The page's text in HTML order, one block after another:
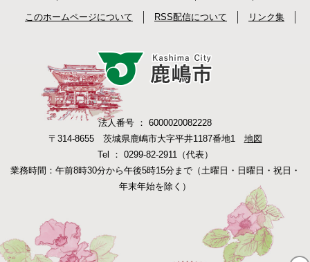
このホームページについて RSS配信について リンク集
法人番号 ： 6000020082228
〒314-8655 茨城県鹿嶋市大字平井1187番地1 地図
Tel ： 0299-82-2911（代表）
業務時間：午前8時30分から午後5時15分まで（土曜日・日曜日・祝日・
年末年始を除く）